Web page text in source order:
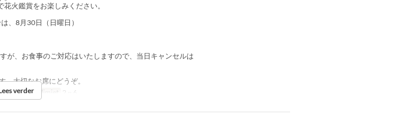
火鑑賞をお楽しみください。
、8月30日（日曜日）
、お食事のご対応はいたしますので、当日キャンセルは
大切なお席にどうぞ。
Bestellimiet 2 ~ 6
verder